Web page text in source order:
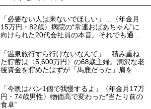
「必要ない人は来ないでほしい」…〈年金月
15万円・82歳〉病院の“常連おばあちゃん”に
向けられた20代会社員の本音。それでも通い
「温泉旅行すら行けないなんて」…積み重ね
た貯蓄は〈5,600万円〉の68歳主婦。潤沢な老
後資金を貯めたはずが「馬鹿だった」肩を落
「今晩はパン1個で我慢するよ」〈年金月17万
円・74歳男性〉物価高で変わった“当たり前の
食卓”